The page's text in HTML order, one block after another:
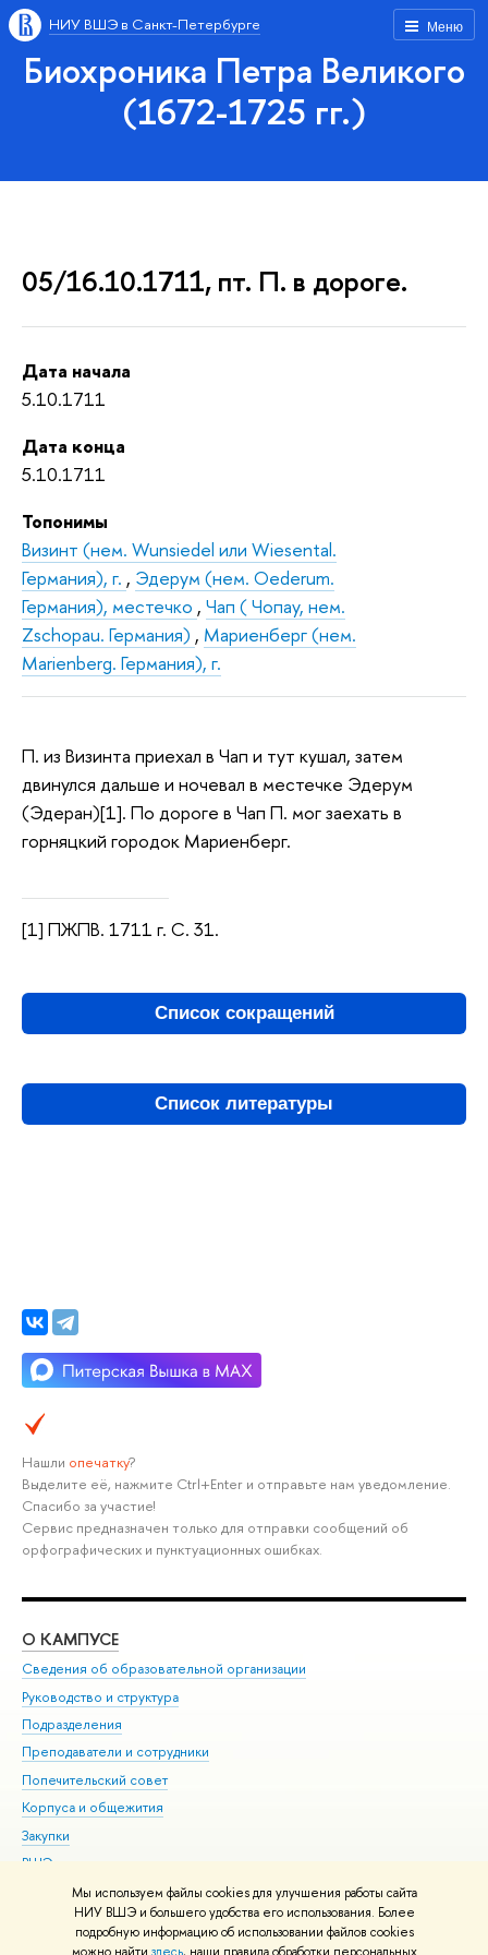
Мы используем файлы cookies для улучшения работы сайта
НИУ ВШЭ и большего удобства его использования. Более
подробную информацию об использовании файлов cookies
Меню
НИУ ВШЭ в Санкт-Петербурге
Биохроника Петра Великого
(1672-1725 гг.)
05/16.10.1711, пт. П. в дороге.
Дата начала
5.10.1711
Дата конца
5.10.1711
Топонимы
Визинт (нем. Wunsiedel или Wiesental.
Германия), г. , Эдерум (нем. Oederum.
Германия), местечко , Чап ( Чопау, нем.
Zschopau. Германия) , Мариенберг (нем.
Marienberg. Германия), г.
П. из Визинта приехал в Чап и тут кушал, затем
двинулся дальше и ночевал в местечке Эдерум
(Эдеран)[1]. По дороге в Чап П. мог заехать в
горняцкий городок Мариенберг.
[1] ПЖПВ. 1711 г. С. 31.
Список сокращений
Список литературы
Нашли опечатку?
Выделите её, нажмите Ctrl+Enter и отправьте нам уведомление.
Спасибо за участие!
Сервис предназначен только для отправки сообщений об
орфографических и пунктуационных ошибках.
О КАМПУСЕ
Сведения об образовательной организации
Руководство и структура
Подразделения
Преподаватели и сотрудники
Попечительский совет
Корпуса и общежития
Закупки
ВШЭ для студентов с ограниченными возможностями
здоровья и инвалидностью
Версия для слабовидящих
Единая платежная страница